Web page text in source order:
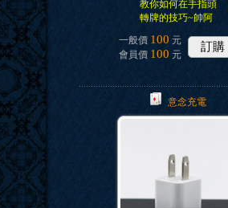
教你如何在手指頭
轉牌的技巧~帥阿
一般價 100 元
會員價 100 元
訂購
意念充電